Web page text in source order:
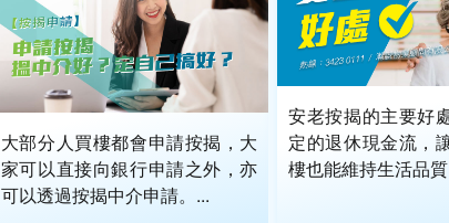
大部分人買樓都會申請按揭，大
家可以直接向銀行申請之外，亦
可以透過按揭中介申請。...
安老按揭的主要好
定的退休現金流，
樓也能維持生活品